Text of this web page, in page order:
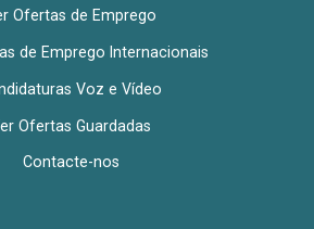
Ofertas de Emprego
de Emprego Internacionais
Voz e Vídeo
Ofertas Guardadas
Contacte-nos